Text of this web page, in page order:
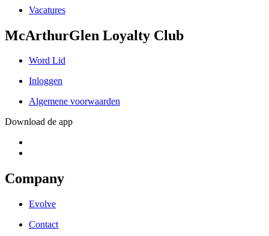
Vacatures
McArthurGlen Loyalty Club
Word Lid
Inloggen
Algemene voorwaarden
Download de app
Company
Evolve
Contact